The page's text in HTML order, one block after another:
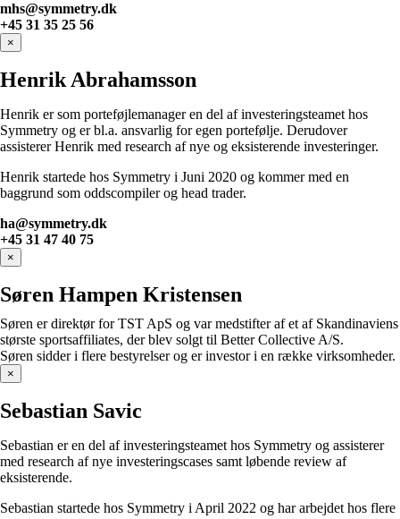
mhs@symmetry.dk
+45 31 35 25 56
×
Henrik Abrahamsson
Henrik er som porteføjlemanager en del af investeringsteamet hos
Symmetry og er bl.a. ansvarlig for egen portefølje. Derudover
assisterer Henrik med research af nye og eksisterende investeringer.
Henrik startede hos Symmetry i Juni 2020 og kommer med en
baggrund som oddscompiler og head trader.
ha@symmetry.dk
+45 31 47 40 75
×
Søren Hampen Kristensen
Søren er direktør for TST ApS og var medstifter af et af Skandinaviens
største sportsaffiliates, der blev solgt til Better Collective A/S.
Søren sidder i flere bestyrelser og er investor i en række virksomheder.
×
Sebastian Savic
Sebastian er en del af investeringsteamet hos Symmetry og assisterer
med research af nye investeringscases samt løbende review af
eksisterende.
Sebastian startede hos Symmetry i April 2022 og har arbejdet hos flere